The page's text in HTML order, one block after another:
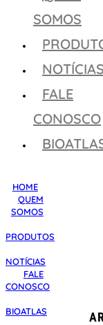
SOMOS
NOTÍCIAS
FALE
CONOSCO
HOME
QUEM
SOMOS
PRODUTOS
NOTÍCIAS
FALE
CONOSCO
BIOATLAS